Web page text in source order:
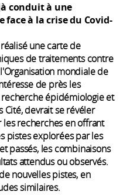
conduit à une
à la crise du Covid-
une carte de
de traitements contre
mondiale de
de près les
épidémiologie et
Cité, devrait se révéler
recherches en offrant
pistes explorées par les
passés, les combinaisons
attendus ou observés.
nouvelles pistes, en
similaires.